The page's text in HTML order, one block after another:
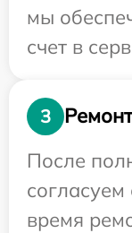
мы
счет в
3
После
согласуем
время